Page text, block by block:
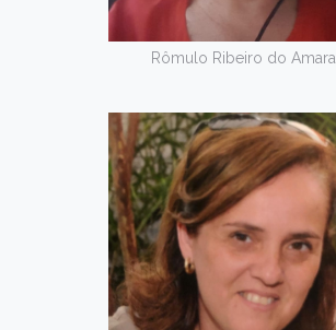
Rômulo Ribeiro do Amaral